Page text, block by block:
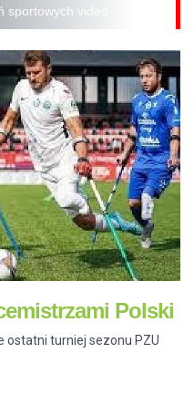
video
Polski
ostatni turniej sezonu PZU